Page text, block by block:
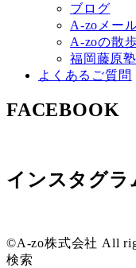
ブログ
A-zoメー
A-zoの散
福岡藤原塾
よくあるご質問
FACEBOOK
インスタグラ
©A-zo株式会社 All
検索